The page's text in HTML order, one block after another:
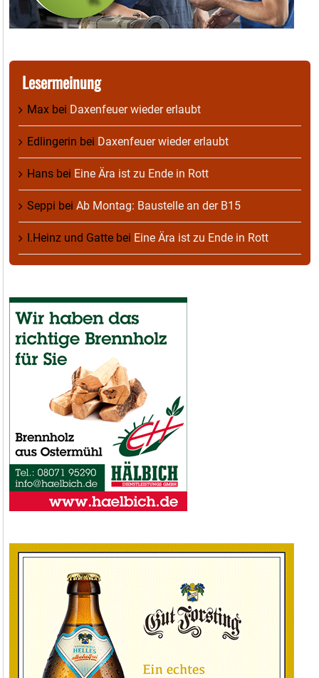
Lesermeinung
Max bei Daxenfeuer wieder erlaubt
Edlingerin bei Daxenfeuer wieder erlaubt
Hans bei Eine Ära ist zu Ende in Rott
Seppi bei Ab Montag: Baustelle an der B15
I.Heinz und Gatte bei Eine Ära ist zu Ende in Rott